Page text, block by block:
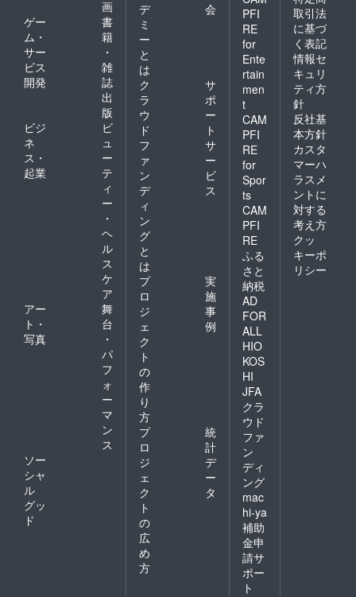
画
ゲー
ム・
サー
ビス
開発
書
籍
・
雑
誌
出
版
ビジ
ネ
ス・
起業
ビ
ュ
ー
テ
ィ
ー
・
ヘ
ル
ス
ケ
ア
アー
ト・
写真
舞
台
・
パ
フ
ォ
ー
マ
ン
ス
ソー
シャ
ル
グッ
ド
デ
ミ
ー
と
は
会
ク
ラ
ウ
ド
フ
ァ
ン
デ
ィ
ン
グ
と
は
サ
ポ
ー
ト
サ
ー
ビ
ス
プ
ロ
ジ
ェ
ク
ト
の
作
り
方
実
施
事
例
プ
ロ
ジ
ェ
ク
ト
の
広
め
方
統
計
デ
ー
タ
PFI
RE
for
Ente
rtain
men
t
CAM
PFI
RE
for
Spor
ts
CAM
PFI
RE
ふる
さと
納税
AD
FOR
ALL
HIO
KOS
HI
JFA
クラ
ウド
ファ
ン
ディ
ング
mac
hi-ya
補助
金申
請サ
ポー
ト
取引法
に基づ
く表記
情報セ
キュリ
ティ方
針
反社基
本方針
カスタ
マーハ
ラスメ
ントに
対する
考え方
クッ
キーポ
リシー